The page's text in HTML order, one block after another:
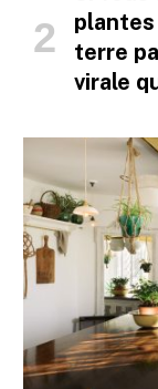
plantes
terre
virale